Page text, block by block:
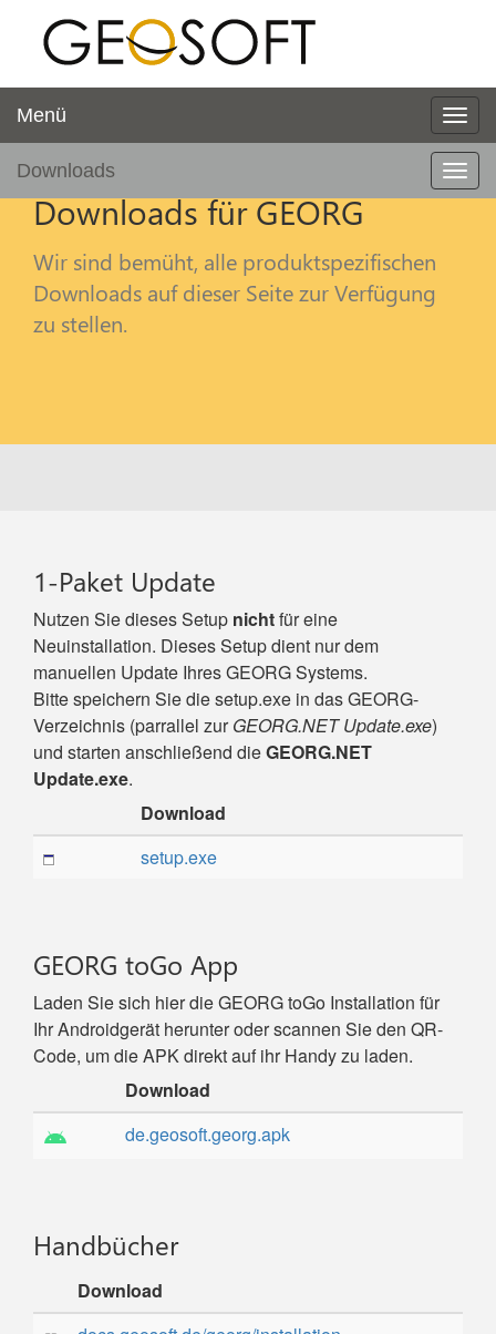
Menü
Downloads
Downloads für GEORG
Wir sind bemüht, alle produktspezifischen
Downloads auf dieser Seite zur Verfügung
zu stellen.